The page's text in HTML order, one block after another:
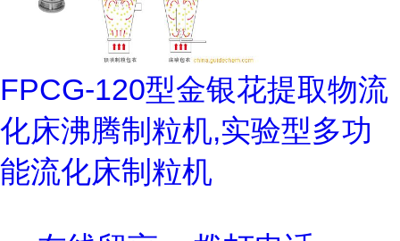
FPCG-120型金银花提取物流
化床沸腾制粒机,实验型多功
能流化床制粒机